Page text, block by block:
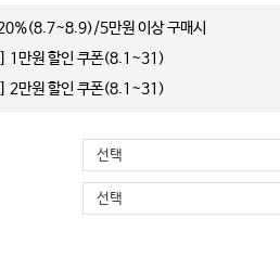
5만원 이상 구매시
1만원 할인 쿠폰(8.1~31)
2만원 할인 쿠폰(8.1~31)
선택
선택